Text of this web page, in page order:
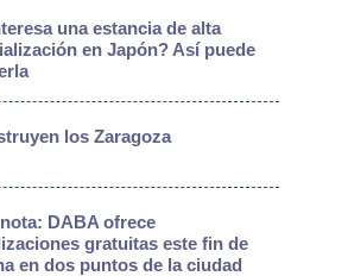
una estancia de alta
en Japón? Así puede
los Zaragoza
DABA ofrece
gratuitas este fin de
en dos puntos de la ciudad